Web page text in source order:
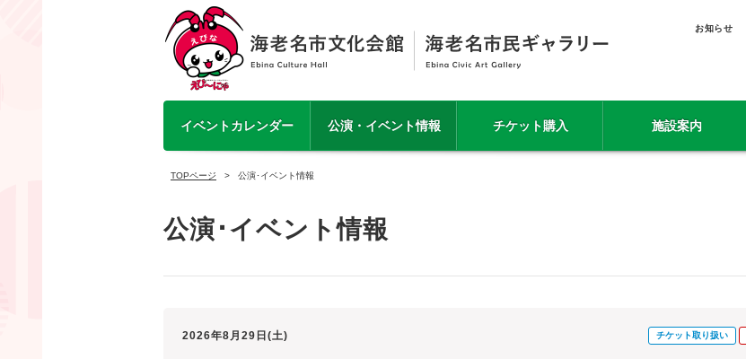
お知らせ
イベントカレンダー 公演・イベント情報 チケット購入 施設案内
TOPページ 公演･イベント情報
公演･イベント情報
2026年8月29日(土) チケット取り扱い